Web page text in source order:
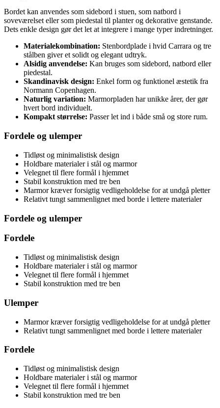
Bordet kan anvendes som sidebord i stuen, som natbord i
soveværelset eller som piedestal til planter og dekorative genstande.
Dets enkle design gør det let at integrere i mange typer indretninger.
Materialekombination: Stenbordplade i hvid Carrara og tre
stålben giver et solidt og elegant udtryk.
Alsidig anvendelse: Kan bruges som sidebord, natbord eller
piedestal.
Skandinavisk design: Enkel form og funktionel æstetik fra
Normann Copenhagen.
Naturlig variation: Marmorpladen har unikke årer, der gør
hvert bord individuelt.
Kompakt størrelse: Passer let ind i både små og store rum.
Fordele og ulemper
Tidløst og minimalistisk design
Holdbare materialer i stål og marmor
Velegnet til flere formål i hjemmet
Stabil konstruktion med tre ben
Marmor kræver forsigtig vedligeholdelse for at undgå pletter
Relativt tungt sammenlignet med borde i lettere materialer
Fordele og ulemper
Fordele
Tidløst og minimalistisk design
Holdbare materialer i stål og marmor
Velegnet til flere formål i hjemmet
Stabil konstruktion med tre ben
Ulemper
Marmor kræver forsigtig vedligeholdelse for at undgå pletter
Relativt tungt sammenlignet med borde i lettere materialer
Fordele
Tidløst og minimalistisk design
Holdbare materialer i stål og marmor
Velegnet til flere formål i hjemmet
Stabil konstruktion med tre ben